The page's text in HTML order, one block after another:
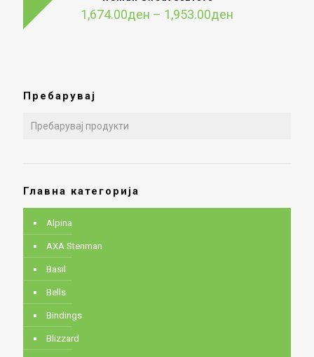
1,674.00ден – 1,953.00ден
Пребарувај
Главна категорија
Alpina
AXA Stenman
Basil
Bells
Bindings
Blizzard